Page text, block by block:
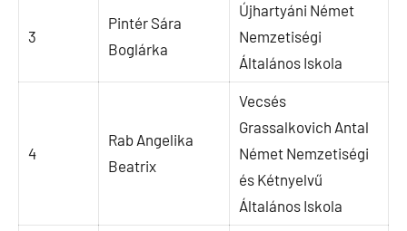
3
Pintér Sára
Boglárka
Újhartyáni Német
Nemzetiségi
Általános Iskola
4
Rab Angelika
Beatrix
Vecsés
Grassalkovich Antal
Német Nemzetiségi
és Kétnyelvű
Általános Iskola